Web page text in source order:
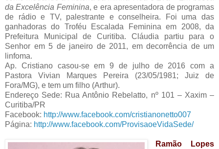
da Excelência Feminina, e era apresentadora de programas
de rádio e TV, palestrante e conselheira. Foi uma das
ganhadoras do Troféu Escalada Feminina em 2008, da
Prefeitura Municipal de Curitiba. Cláudia partiu para o
Senhor em 5 de janeiro de 2011, em decorrência de um
linfoma.
Ap. Cristiano casou-se em 9 de julho de 2016 com a
Pastora Vivian Marques Pereira (23/05/1981; Juiz de
Fora/MG), e tem um filho (Arthur).
Endereço Sede: Rua Antônio Rebelatto, nº 101 – Xaxim –
Curitiba/PR
Facebook: http://www.facebook.com/cristianonetto007
Página: http://www.facebook.com/ProvisaoeVidaSede/
Ramão Lopes